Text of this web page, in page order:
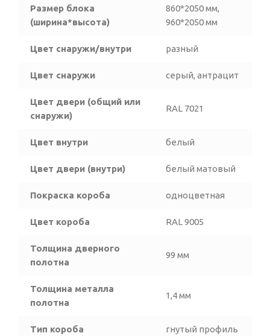
Размер блока
(ширина*высота)
860*2050 мм,
960*2050 мм
Цвет снаружи/внутри разный
Цвет снаружи серый, антрацит
Цвет двери (общий или
снаружи)
RAL 7021
Цвет внутри белый
Цвет двери (внутри) белый матовый
Покраска короба одноцветная
Цвет короба RAL 9005
Толщина дверного
полотна
99 мм
Толщина металла
полотна
1,4 мм
Тип короба гнутый профиль